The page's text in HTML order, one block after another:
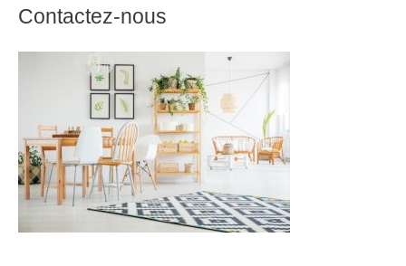
Contactez-nous